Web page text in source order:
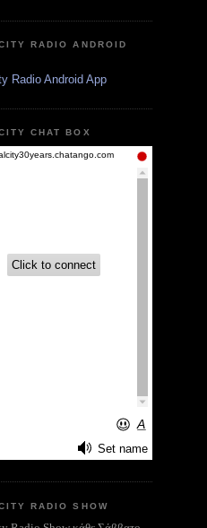
RADIO ANDROID
Radio Android App
CHAT BOX
RADIO SHOW